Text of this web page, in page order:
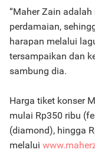
“Maher Zain
perdamaian,
harapan melalui
tersampaikan dan
sambung dia.
Harga tiket konser
mulai Rp350 ribu
(diamond), hingga
melalui